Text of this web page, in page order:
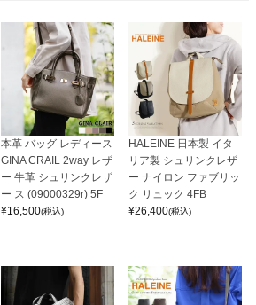
本革 バッグ レディース
GINA CRAIL 2way レザ
ー 牛革 シュリンクレザ
ー ス (09000329r) 5F
¥16,500(税込)
HALEINE 日本製 イタ
リア製 シュリンクレザ
ー ナイロン ファブリッ
ク リュック 4FB
¥26,400(税込)